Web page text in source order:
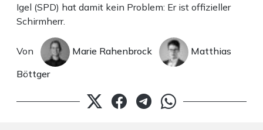
Igel (SPD) hat damit kein Problem: Er ist offizieller
Schirmherr.
Von Marie Rahenbrock
Matthias
Böttger